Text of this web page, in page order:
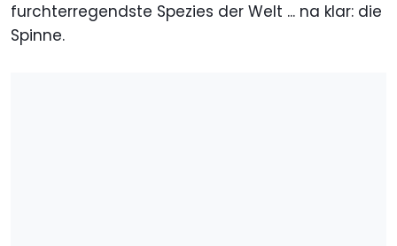
furchterregendste Spezies der Welt ... na klar: die
Spinne.